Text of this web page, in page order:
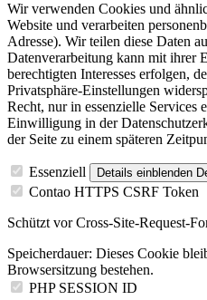
Wir verwenden Cookies und
Website und verarbeiten
Adresse). Wir teilen diese Daten
Datenverarbeitung kann mit ihrer
berechtigten Interesses erfolgen,
Privatsphäre-Einstellungen
Recht, nur in essenzielle Services
Einwilligung in der
der Seite zu einem späteren
Essenziell Details einblenden
Contao HTTPS CSRF Token
Schützt vor Cross-Site-Request-
Speicherdauer: Dieses Cookie
Browsersitzung bestehen.
PHP SESSION ID